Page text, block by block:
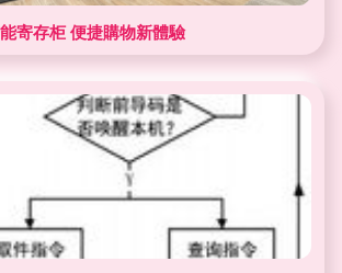
寄存柜 便捷購物新體驗